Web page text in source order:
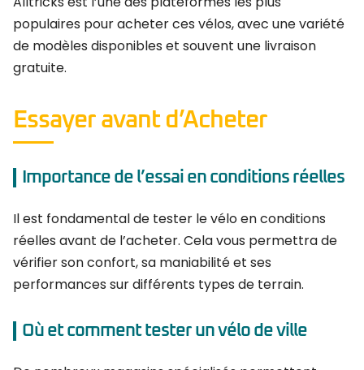
populaires pour acheter ces vélos, avec une variété
de modèles disponibles et souvent une livraison
gratuite.
Essayer avant d’Acheter
Importance de l’essai en conditions réelles
Il est fondamental de tester le vélo en conditions
réelles avant de l’acheter. Cela vous permettra de
vérifier son confort, sa maniabilité et ses
performances sur différents types de terrain.
Où et comment tester un vélo de ville